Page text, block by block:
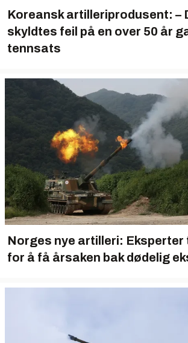
Koreansk artilleriprodusent: –
skyldtes feil på en over 50 år
tennsats
Norges nye artilleri: Eksperter
for å få årsaken bak dødelig